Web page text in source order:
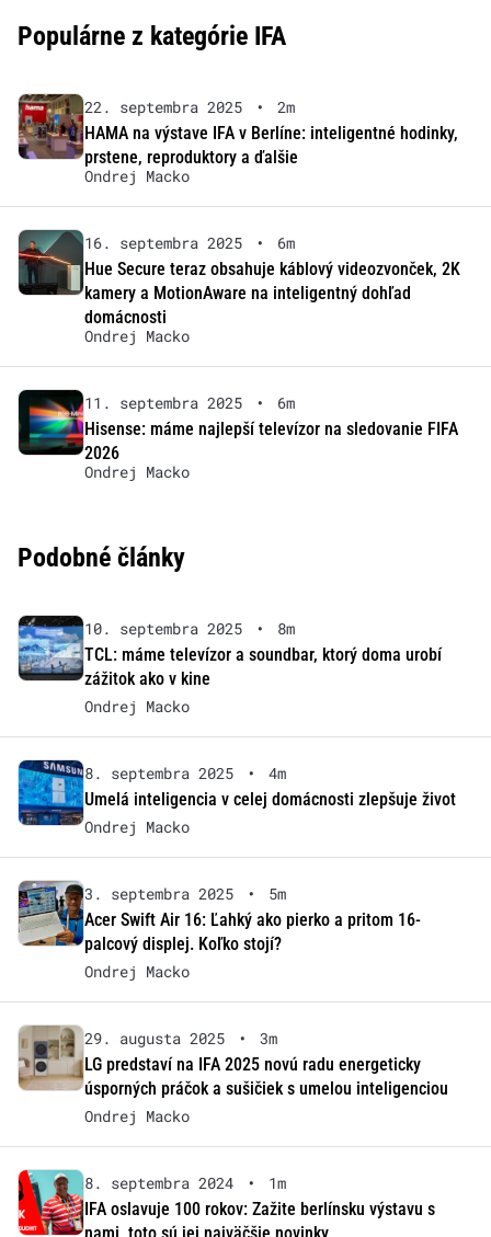
Populárne z kategórie IFA
22. septembra 2025 •
2m
HAMA na výstave IFA v Berlíne: inteligentné hodinky,
prstene, reproduktory a ďalšie
Ondrej Macko
16. septembra 2025 •
6m
Hue Secure teraz obsahuje káblový videozvonček, 2K
kamery a MotionAware na inteligentný dohľad
domácnosti
Ondrej Macko
11. septembra 2025 •
6m
Hisense: máme najlepší televízor na sledovanie FIFA
2026
Ondrej Macko
Podobné články
10. septembra 2025 •
8m
TCL: máme televízor a soundbar, ktorý doma urobí
zážitok ako v kine
Ondrej Macko
8. septembra 2025 •
4m
Umelá inteligencia v celej domácnosti zlepšuje život
Ondrej Macko
3. septembra 2025 •
5m
Acer Swift Air 16: Ľahký ako pierko a pritom 16-
palcový displej. Koľko stojí?
Ondrej Macko
29. augusta 2025 •
3m
LG predstaví na IFA 2025 novú radu energeticky
úsporných práčok a sušičiek s umelou inteligenciou
Ondrej Macko
8. septembra 2024 •
1m
IFA oslavuje 100 rokov: Zažite berlínsku výstavu s